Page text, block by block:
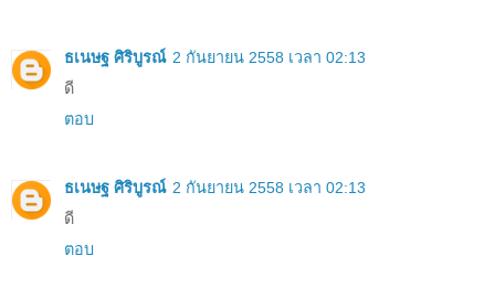
ธเนษฐ ศิริบูรณ์ 2 กันยายน 2558 เวลา 02:13
ดี
ตอบ
ธเนษฐ ศิริบูรณ์ 2 กันยายน 2558 เวลา 02:13
ดี
ตอบ